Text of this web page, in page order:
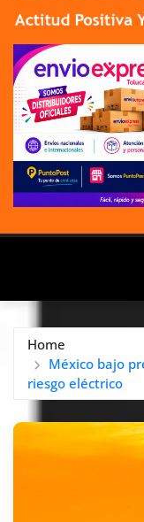
Home
México bajo
riesgo eléctrico